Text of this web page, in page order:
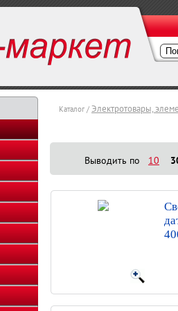
Каталог / Электротовары,
Выводить по 10